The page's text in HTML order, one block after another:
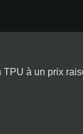
TPU à un prix